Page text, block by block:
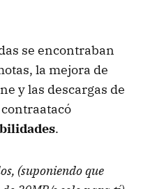
se encontraban
la mejora de
y las descargas de
.
(suponiendo que